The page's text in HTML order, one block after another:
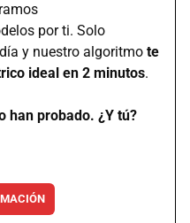
por ti. Solo
y nuestro algoritmo te
ideal en 2 minutos.
han probado. ¿Y tú?